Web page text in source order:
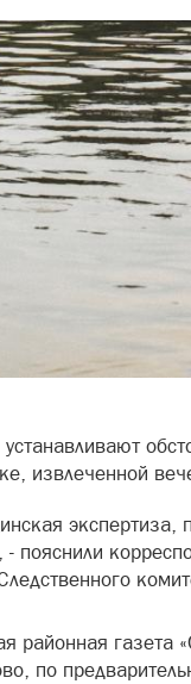
извлеченной
экспертиза,
- пояснили
районная
по